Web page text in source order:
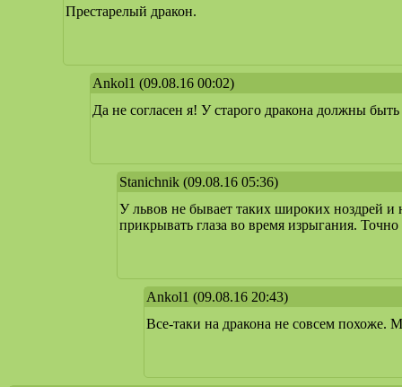
Престарелый дракон.
Ankol1 (09.08.16 00:02)
Да не согласен я! У старого дракона должны
Stanichnik (09.08.16 05:36)
У львов не бывает таких широких ноздрей
прикрывать глаза во время изрыгания. Точно
Ankol1 (09.08.16 20:43)
Все-таки на дракона не совсем похоже.